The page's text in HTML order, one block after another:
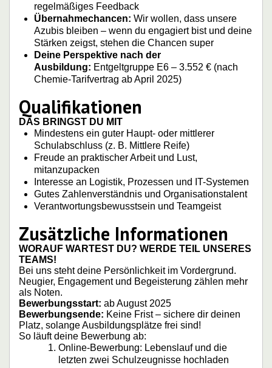
regelmäßiges Feedback
Übernahmechancen: Wir wollen, dass unsere
Azubis bleiben – wenn du engagiert bist und deine
Stärken zeigst, stehen die Chancen super
Deine Perspektive nach der
Ausbildung: Entgeltgruppe E6 – 3.552 € (nach
Chemie-Tarifvertrag ab April 2025)
Qualifikationen
DAS BRINGST DU MIT
Mindestens ein guter Haupt- oder mittlerer
Schulabschluss (z. B. Mittlere Reife)
Freude an praktischer Arbeit und Lust,
mitanzupacken
Interesse an Logistik, Prozessen und IT-Systemen
Gutes Zahlenverständnis und Organisationstalent
Verantwortungsbewusstsein und Teamgeist
Zusätzliche Informationen
WORAUF WARTEST DU? WERDE TEIL UNSERES
TEAMS!
Bei uns steht deine Persönlichkeit im Vordergrund.
Neugier, Engagement und Begeisterung zählen mehr
als Noten.
Bewerbungsstart: ab August 2025
Bewerbungsende: Keine Frist – sichere dir deinen
Platz, solange Ausbildungsplätze frei sind!
So läuft deine Bewerbung ab:
Online-Bewerbung: Lebenslauf und die
letzten zwei Schulzeugnisse hochladen